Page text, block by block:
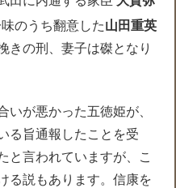
味のうち翻意した山田重英
きの刑、妻子は磔となり
いが悪かった五徳姫が、
る旨通報したことを受
と言われていますが、こ
る説もあります。信康を